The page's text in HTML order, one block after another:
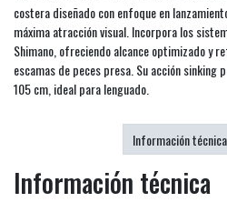
costera diseñado con enfoque en
máxima atracción visual. Incorpora los
Shimano, ofreciendo alcance optimizado y
escamas de peces presa. Su acción
105 cm, ideal para lenguado.
Información técnica
Información técnica